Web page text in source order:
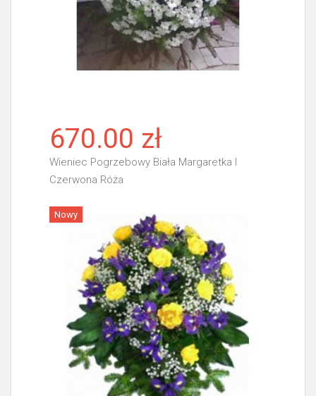
670.00 zł
Wieniec Pogrzebowy Biała Margaretka I
Czerwona Róża
Więcej
Nowy